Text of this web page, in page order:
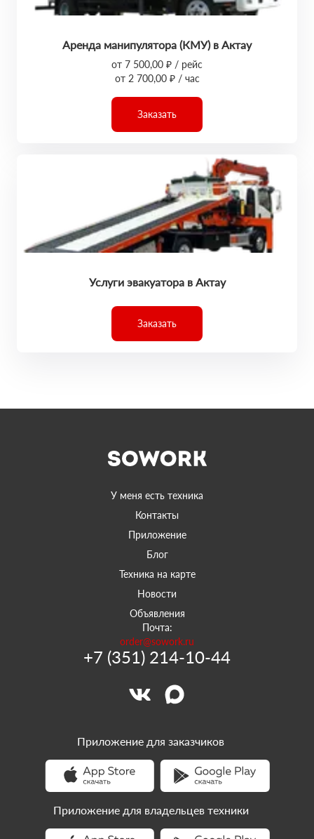
Аренда манипулятора (КМУ) в Актау
от 7 500,00 ₽ / рейс
от 2 700,00 ₽ / час
Заказать
Услуги эвакуатора в Актау
Заказать
У меня есть техника
Контакты
Приложение
Блог
Техника на карте
Новости
Объявления
Почта:
order@sowork.ru
+7 (351) 214-10-44
Приложение для заказчиков
Приложение для владельцев техники